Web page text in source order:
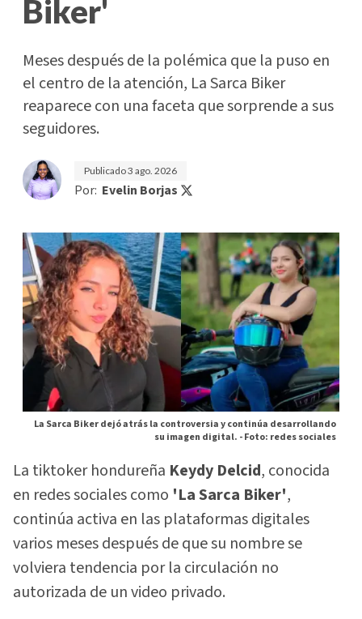
Biker'
Meses después de la polémica que la puso en
el centro de la atención, La Sarca Biker
reaparece con una faceta que sorprende a sus
seguidores.
Publicado3 ago. 2026
Por: Evelin Borjas
La Sarca Biker dejó atrás la controversia y continúa desarrollando
su imagen digital. -Foto: redes sociales
La tiktoker hondureña Keydy Delcid, conocida
en redes sociales como 'La Sarca Biker',
continúa activa en las plataformas digitales
varios meses después de que su nombre se
volviera tendencia por la circulación no
autorizada de un video privado.